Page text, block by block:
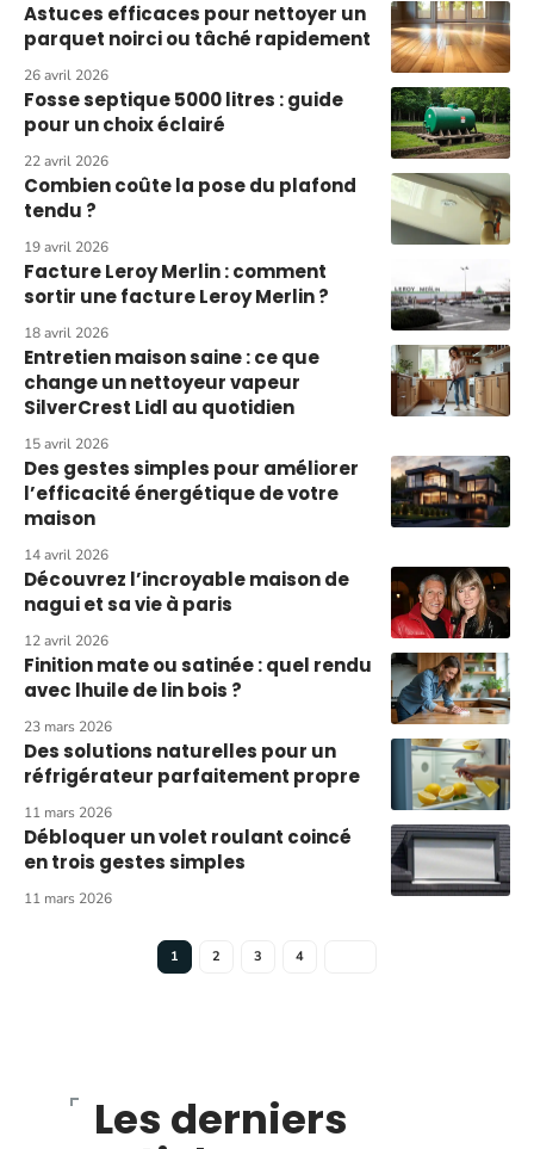
Astuces efficaces pour nettoyer un
parquet noirci ou tâché rapidement
26 avril 2026
Fosse septique 5000 litres : guide
pour un choix éclairé
22 avril 2026
Combien coûte la pose du plafond
tendu ?
19 avril 2026
Facture Leroy Merlin : comment
sortir une facture Leroy Merlin ?
18 avril 2026
Entretien maison saine : ce que
change un nettoyeur vapeur
SilverCrest Lidl au quotidien
15 avril 2026
Des gestes simples pour améliorer
l’efficacité énergétique de votre
maison
14 avril 2026
Découvrez l’incroyable maison de
nagui et sa vie à paris
12 avril 2026
Finition mate ou satinée : quel rendu
avec lhuile de lin bois ?
23 mars 2026
Des solutions naturelles pour un
réfrigérateur parfaitement propre
11 mars 2026
Débloquer un volet roulant coincé
en trois gestes simples
11 mars 2026
1 2 3 4
Les derniers